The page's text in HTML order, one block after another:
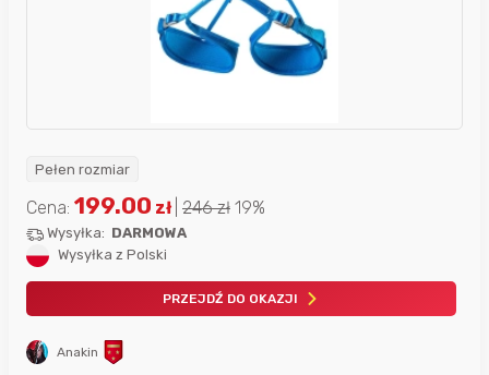
Pełen rozmiar
Anakin
Cena: 199.00 zł 246zł 19%
Wysyłka: DARMOWA
Wysyłka z Polski
PRZEJDŹ DO OKAZJI